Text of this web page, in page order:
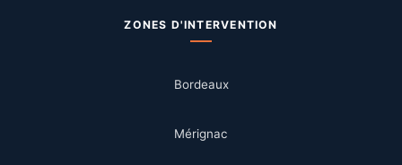
ZONES D'INTERVENTION
Bordeaux
Mérignac